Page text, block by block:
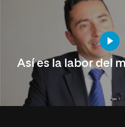
Así es la labor del